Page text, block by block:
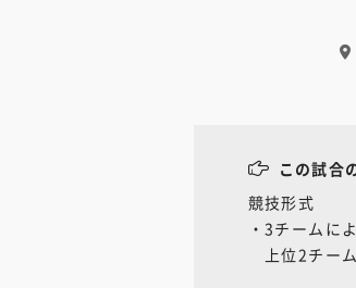
この試合
競技形式
・3チームに
上位2チー